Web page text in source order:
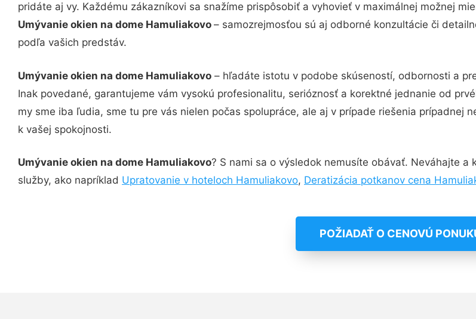
pridáte aj vy. Každému zákazníkovi sa snažíme prispôsobiť a vyhovieť v maximálnej možnej
Umývanie okien na dome Hamuliakovo – samozrejmosťou sú aj odborné konzultácie či
podľa vašich predstáv.
Umývanie okien na dome Hamuliakovo – hľadáte istotu v podobe skúseností, odbornosti a
Inak povedané, garantujeme vám vysokú profesionalitu, serióznosť a korektné jednanie od
my sme iba ľudia, sme tu pre vás nielen počas spolupráce, ale aj v prípade riešenia prípadnej
k vašej spokojnosti.
Umývanie okien na dome Hamuliakovo? S nami sa o výsledok nemusíte obávať. Neváhajte
služby, ako napríklad Upratovanie v hoteloch Hamuliakovo, Deratizácia potkanov cena
POŽIADAŤ O CENOVÚ